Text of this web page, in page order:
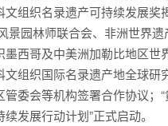
文组织名录遗产可持续发展奖
景园林师联合会、非洲世界
墨西哥及中美洲加勒比地区世
文组织国际名录遗产地全球研
管委会等机构签署合作协议；
发展行动计划”正式启动。